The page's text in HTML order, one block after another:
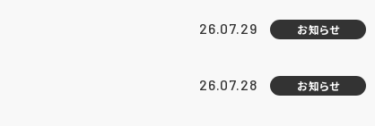
26.07.29 お知らせ
26.07.28 お知らせ